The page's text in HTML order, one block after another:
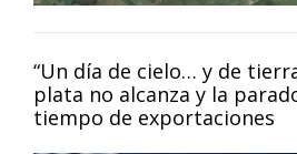
“Un día de cielo… y de
plata no alcanza y la
tiempo de exportaciones